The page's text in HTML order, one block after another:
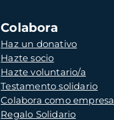
Colabora
Haz un donativo
Hazte socio
Hazte voluntario/a
Testamento solidario
Colabora como empresa
Regalo Solidario